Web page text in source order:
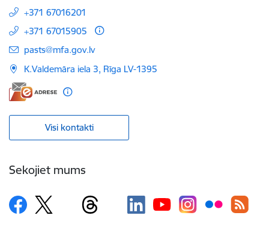
+371 67016201
+371 67015905
E-pasts:
pasts@mfa.gov.lv
K.Valdemāra iela 3, Rīga LV-1395
Visi kontakti
Sekojiet mums